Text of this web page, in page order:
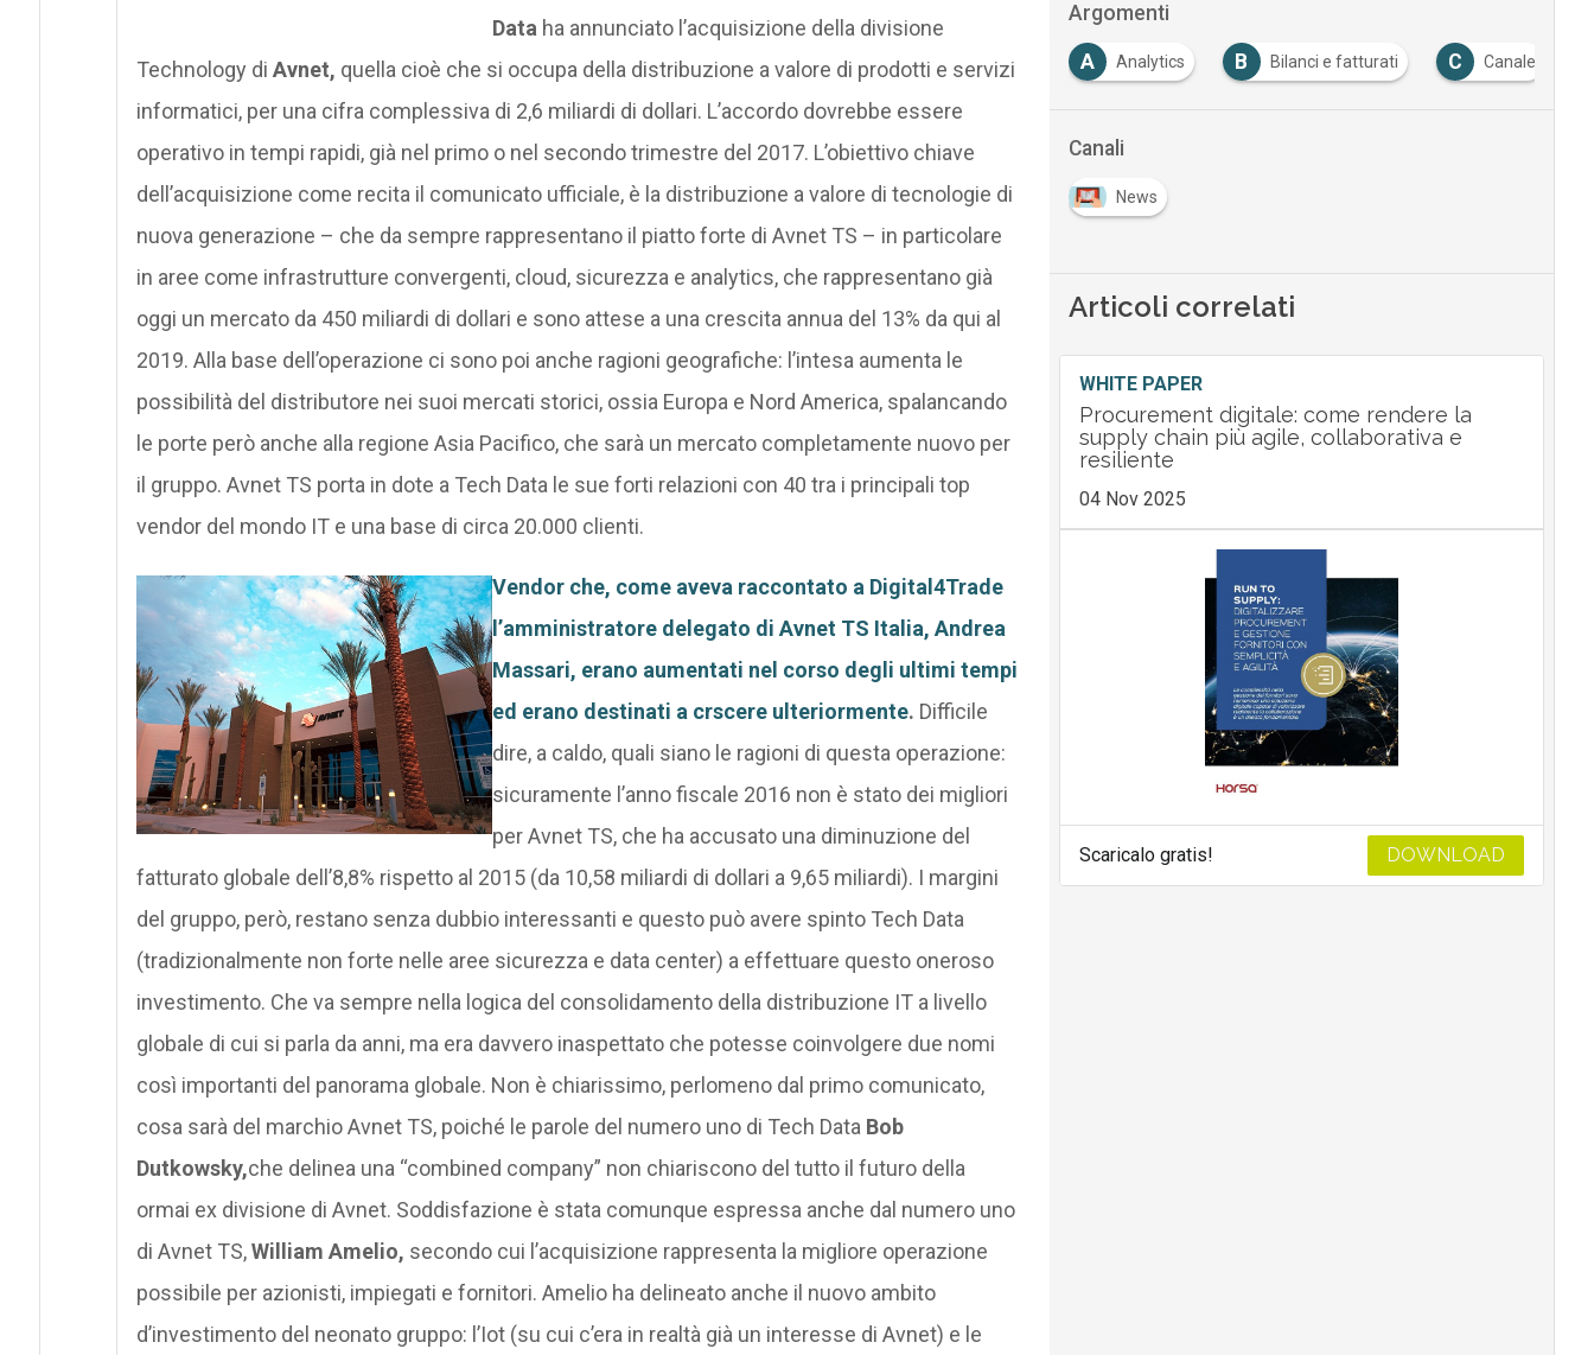
Data ha annunciato l’acquisizione della divisione
Technology di Avnet, quella cioè che si occupa della distribuzione a valore di prodotti e servizi
informatici, per una cifra complessiva di 2,6 miliardi di dollari. L’accordo dovrebbe essere
operativo in tempi rapidi, già nel primo o nel secondo trimestre del 2017. L’obiettivo chiave
dell’acquisizione come recita il comunicato ufficiale, è la distribuzione a valore di tecnologie di
nuova generazione – che da sempre rappresentano il piatto forte di Avnet TS – in particolare
in aree come infrastrutture convergenti, cloud, sicurezza e analytics, che rappresentano già
oggi un mercato da 450 miliardi di dollari e sono attese a una crescita annua del 13% da qui al
2019. Alla base dell’operazione ci sono poi anche ragioni geografiche: l’intesa aumenta le
possibilità del distributore nei suoi mercati storici, ossia Europa e Nord America, spalancando
le porte però anche alla regione Asia Pacifico, che sarà un mercato completamente nuovo per
il gruppo. Avnet TS porta in dote a Tech Data le sue forti relazioni con 40 tra i principali top
vendor del mondo IT e una base di circa 20.000 clienti.
Vendor che, come aveva raccontato a Digital4Trade
l’amministratore delegato di Avnet TS Italia, Andrea
Massari, erano aumentati nel corso degli ultimi tempi
ed erano destinati a crscere ulteriormente. Difficile
dire, a caldo, quali siano le ragioni di questa operazione:
sicuramente l’anno fiscale 2016 non è stato dei migliori
per Avnet TS, che ha accusato una diminuzione del
fatturato globale dell’8,8% rispetto al 2015 (da 10,58 miliardi di dollari a 9,65 miliardi). I margini
del gruppo, però, restano senza dubbio interessanti e questo può avere spinto Tech Data
(tradizionalmente non forte nelle aree sicurezza e data center) a effettuare questo oneroso
investimento. Che va sempre nella logica del consolidamento della distribuzione IT a livello
globale di cui si parla da anni, ma era davvero inaspettato che potesse coinvolgere due nomi
così importanti del panorama globale. Non è chiarissimo, perlomeno dal primo comunicato,
cosa sarà del marchio Avnet TS, poiché le parole del numero uno di Tech Data Bob
Dutkowsky,che delinea una “combined company” non chiariscono del tutto il futuro della
ormai ex divisione di Avnet. Soddisfazione è stata comunque espressa anche dal numero uno
di Avnet TS,William Amelio, secondo cui l’acquisizione rappresenta la migliore operazione
possibile per azionisti, impiegati e fornitori. Amelio ha delineato anche il nuovo ambito
d’investimento del neonato gruppo: l’Iot (su cui c’era in realtà già un interesse di Avnet) e le
Argomenti
A Acquisizioni Analytics B Bilanci e fatturati C Canale
Canali
News
Articoli correlati
WHITE PAPER
Procurement digitale: come rendere la
supply chain più agile, collaborativa e
resiliente
04 Nov 2025
Scaricalo gratis! DOWNLOAD